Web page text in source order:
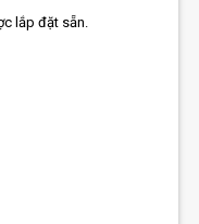
lắp đặt sẵn.